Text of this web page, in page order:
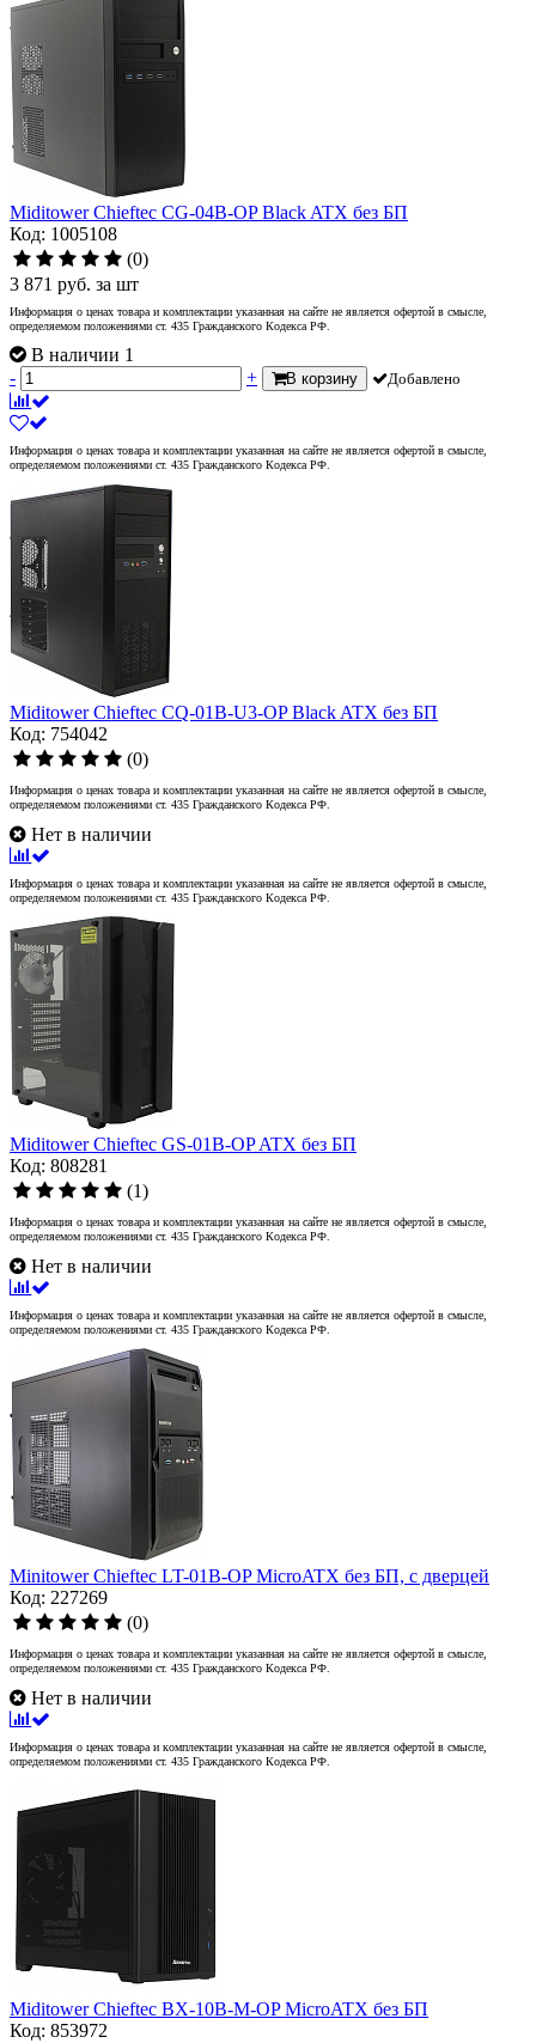
Miditower Chieftec CG-04B-OP Black ATX без БП
Код: 1005108
(0)
3 871 руб. за шт
Информация о ценах товара и комплектации указанная на сайте не является офертой в смысле,
определяемом положениями ст. 435 Гражданского Кодекса РФ.
В наличии 1
-
+ В корзину Добавлено
Информация о ценах товара и комплектации указанная на сайте не является офертой в смысле,
определяемом положениями ст. 435 Гражданского Кодекса РФ.
Miditower Chieftec CQ-01B-U3-OP Black ATX без БП
Код: 754042
(0)
Информация о ценах товара и комплектации указанная на сайте не является офертой в смысле,
определяемом положениями ст. 435 Гражданского Кодекса РФ.
Нет в наличии
Информация о ценах товара и комплектации указанная на сайте не является офертой в смысле,
определяемом положениями ст. 435 Гражданского Кодекса РФ.
Miditower Chieftec GS-01B-OP ATX без БП
Код: 808281
(1)
Информация о ценах товара и комплектации указанная на сайте не является офертой в смысле,
определяемом положениями ст. 435 Гражданского Кодекса РФ.
Нет в наличии
Информация о ценах товара и комплектации указанная на сайте не является офертой в смысле,
определяемом положениями ст. 435 Гражданского Кодекса РФ.
Minitower Chieftec LT-01B-OP MicroATX без БП, с дверцей
Код: 227269
(0)
Информация о ценах товара и комплектации указанная на сайте не является офертой в смысле,
определяемом положениями ст. 435 Гражданского Кодекса РФ.
Нет в наличии
Информация о ценах товара и комплектации указанная на сайте не является офертой в смысле,
определяемом положениями ст. 435 Гражданского Кодекса РФ.
Miditower Chieftec BX-10B-M-OP MicroATX без БП
Код: 853972